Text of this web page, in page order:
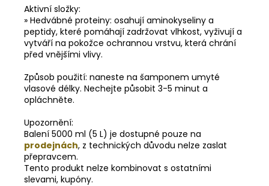
Aktivní složky:
» Hedvábné proteiny: osahují aminokyseliny a
peptidy, které pomáhají zadržovat vlhkost, vyživují a
vytváří na pokožce ochrannou vrstvu, která chrání
před vnějšími vlivy.
Způsob použití: naneste na šamponem umyté
vlasové délky. Nechejte působit 3-5 minut a
opláchněte.
Upozornění:
Balení 5000 ml (5 L) je dostupné pouze na
prodejnách, z technických důvodu nelze zaslat
přepravcem.
Tento produkt nelze kombinovat s ostatními
slevami, kupóny.